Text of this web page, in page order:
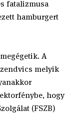
fatalizmusa
hamburgert
A
melyik
hogy
(FSZB)